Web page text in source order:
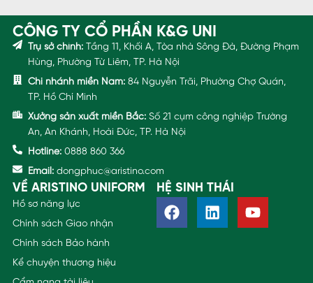
CÔNG TY CỔ PHẦN K&G UNI
Trụ sở chính: Tầng 11, Khối A, Tòa nhà Sông Đà, Đường Phạm
Hùng, Phường Từ Liêm, TP. Hà Nội
Chi nhánh miền Nam: 84 Nguyễn Trãi, Phường Chợ Quán,
TP. Hồ Chí Minh
Xưởng sản xuất miền Bắc: Số 21 cụm công nghiệp Trường
An, An Khánh, Hoài Đức, TP. Hà Nội
Hotline: 0888 860 366
Email: dongphuc@aristino.com
VỀ ARISTINO UNIFORM
Hồ sơ năng lực
Chính sách Giao nhận
Chính sách Bảo hành
Kể chuyện thương hiệu
HỆ SINH THÁI